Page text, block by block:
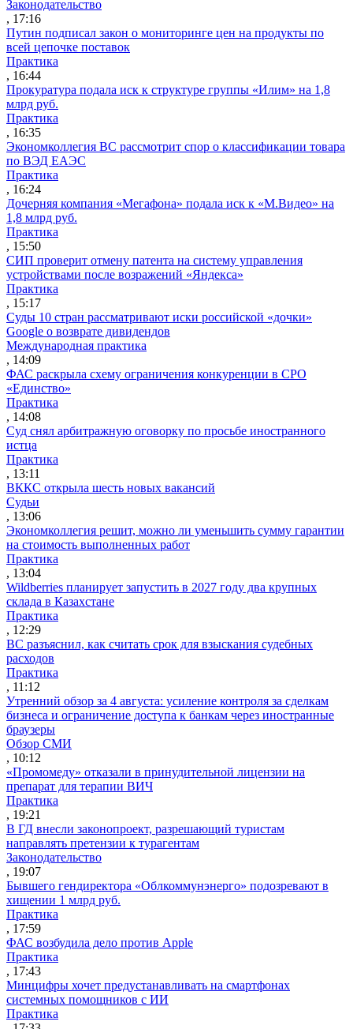
Законодательство
, 17:16
Путин подписал закон о мониторинге цен на продукты по
всей цепочке поставок
Практика
, 16:44
Прокуратура подала иск к структуре группы «Илим» на 1,8
млрд руб.
Практика
, 16:35
Экономколлегия ВС рассмотрит спор о классификации товара
по ВЭД ЕАЭС
Практика
, 16:24
Дочерняя компания «Мегафона» подала иск к «М.Видео» на
1,8 млрд руб.
Практика
, 15:50
СИП проверит отмену патента на систему управления
устройствами после возражений «Яндекса»
Практика
, 15:17
Суды 10 стран рассматривают иски российской «дочки»
Google о возврате дивидендов
Международная практика
, 14:09
ФАС раскрыла схему ограничения конкуренции в СРО
«Единство»
Практика
, 14:08
Суд снял арбитражную оговорку по просьбе иностранного
истца
Практика
, 13:11
ВККС открыла шесть новых вакансий
Судьи
, 13:06
Экономколлегия решит, можно ли уменьшить сумму гарантии
на стоимость выполненных работ
Практика
, 13:04
Wildberries планирует запустить в 2027 году два крупных
склада в Казахстане
Практика
, 12:29
ВС разъяснил, как считать срок для взыскания судебных
расходов
Практика
, 11:12
Утренний обзор за 4 августа: усиление контроля за сделкам
бизнеса и ограничение доступа к банкам через иностранные
браузеры
Обзор СМИ
, 10:12
«Промомеду» отказали в принудительной лицензии на
препарат для терапии ВИЧ
Практика
, 19:21
В ГД внесли законопроект, разрешающий туристам
направлять претензии к турагентам
Законодательство
, 19:07
Бывшего гендиректора «Облкоммунэнерго» подозревают в
хищении 1 млрд руб.
Практика
, 17:59
ФАС возбудила дело против Apple
Практика
, 17:43
Минцифры хочет предустанавливать на смартфонах
системных помощников с ИИ
Практика